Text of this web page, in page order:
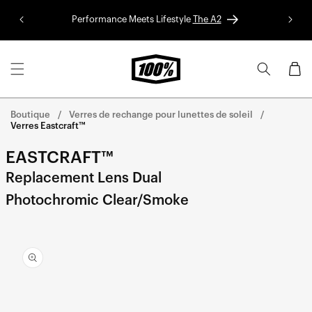
contenu
Performance Meets Lifestyle The A2
Panier
Boutique
Verres de rechange pour lunettes de soleil
Verres Eastcraft™
EASTCRAFT™
Replacement Lens Dual
Photochromic Clear/Smoke
informations
sur le